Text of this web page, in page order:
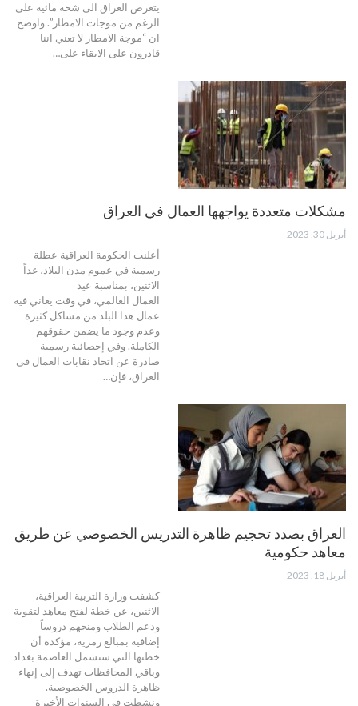
يتعرض العراق الى شحة مائية على
الرغم من موجات الامطار”. واوضح
ان “موجة الامطار لا تعني اننا
قادرون على الابقاء على…
مشكلات متعددة يواجهها العمال في العراق
أبريل 30, 2023
أعلنت الحكومة العراقية عطلة
رسمية في عموم مدن البلاد، غداً
الاثنين، بمناسبة عيد
العمال العالمي، في وقت يعاني فيه
عمال هذا البلد من مشاكل كثيرة
وعدم وجود ما يضمن حقوقهم
الكاملة. وفي إحصائية رسمية
صادرة عن اتحاد نقابات العمال في
العراق، فإن…
العراق بصدد تحجيم ظاهرة التدريس الخصوصي عن طریق
معاهد حکومية
أبريل 18, 2023
كشفت وزارة التربية العراقية،
الاثنين، عن خطة لفتح معاهد لتقوية
ودعم الطلاب ومنحهم دروساً
إضافية بمبالغ رمزية، مؤكدة أن
خطتها التي ستشمل العاصمة بغداد
وباقي المحافظات تهدف إلى إنهاء
ظاهرة الدروس الخصوصية.
ونشطت في السنوات الأخيرة